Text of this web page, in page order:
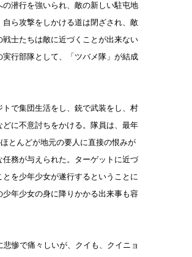
潜行を強いられ、敵の新しい駐屯地
ら攻撃をしかける道は閉ざされ、敵
士たちは敵に近づくことが出来ない
行部隊として、「ツバメ隊」が結成
トで集団生活をし、銃で武装をし、村
に不意討ちをかける。隊員は、最年
とんどが地元の要人に直接の恨みが
務が与えられた。ターゲットに近づ
を少年少女が遂行するということに
年少女の身に降りかかる出来事も容
惨で痛々しいが、クイも、クイニョ